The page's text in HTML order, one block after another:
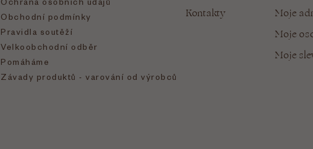
Obchodní podmínky
Pravidla soutěží
Velkoobchodní odběr
Pomáháme
Závady produktů - varování od výrobců
Kontakty
Moje
Moje
Moje